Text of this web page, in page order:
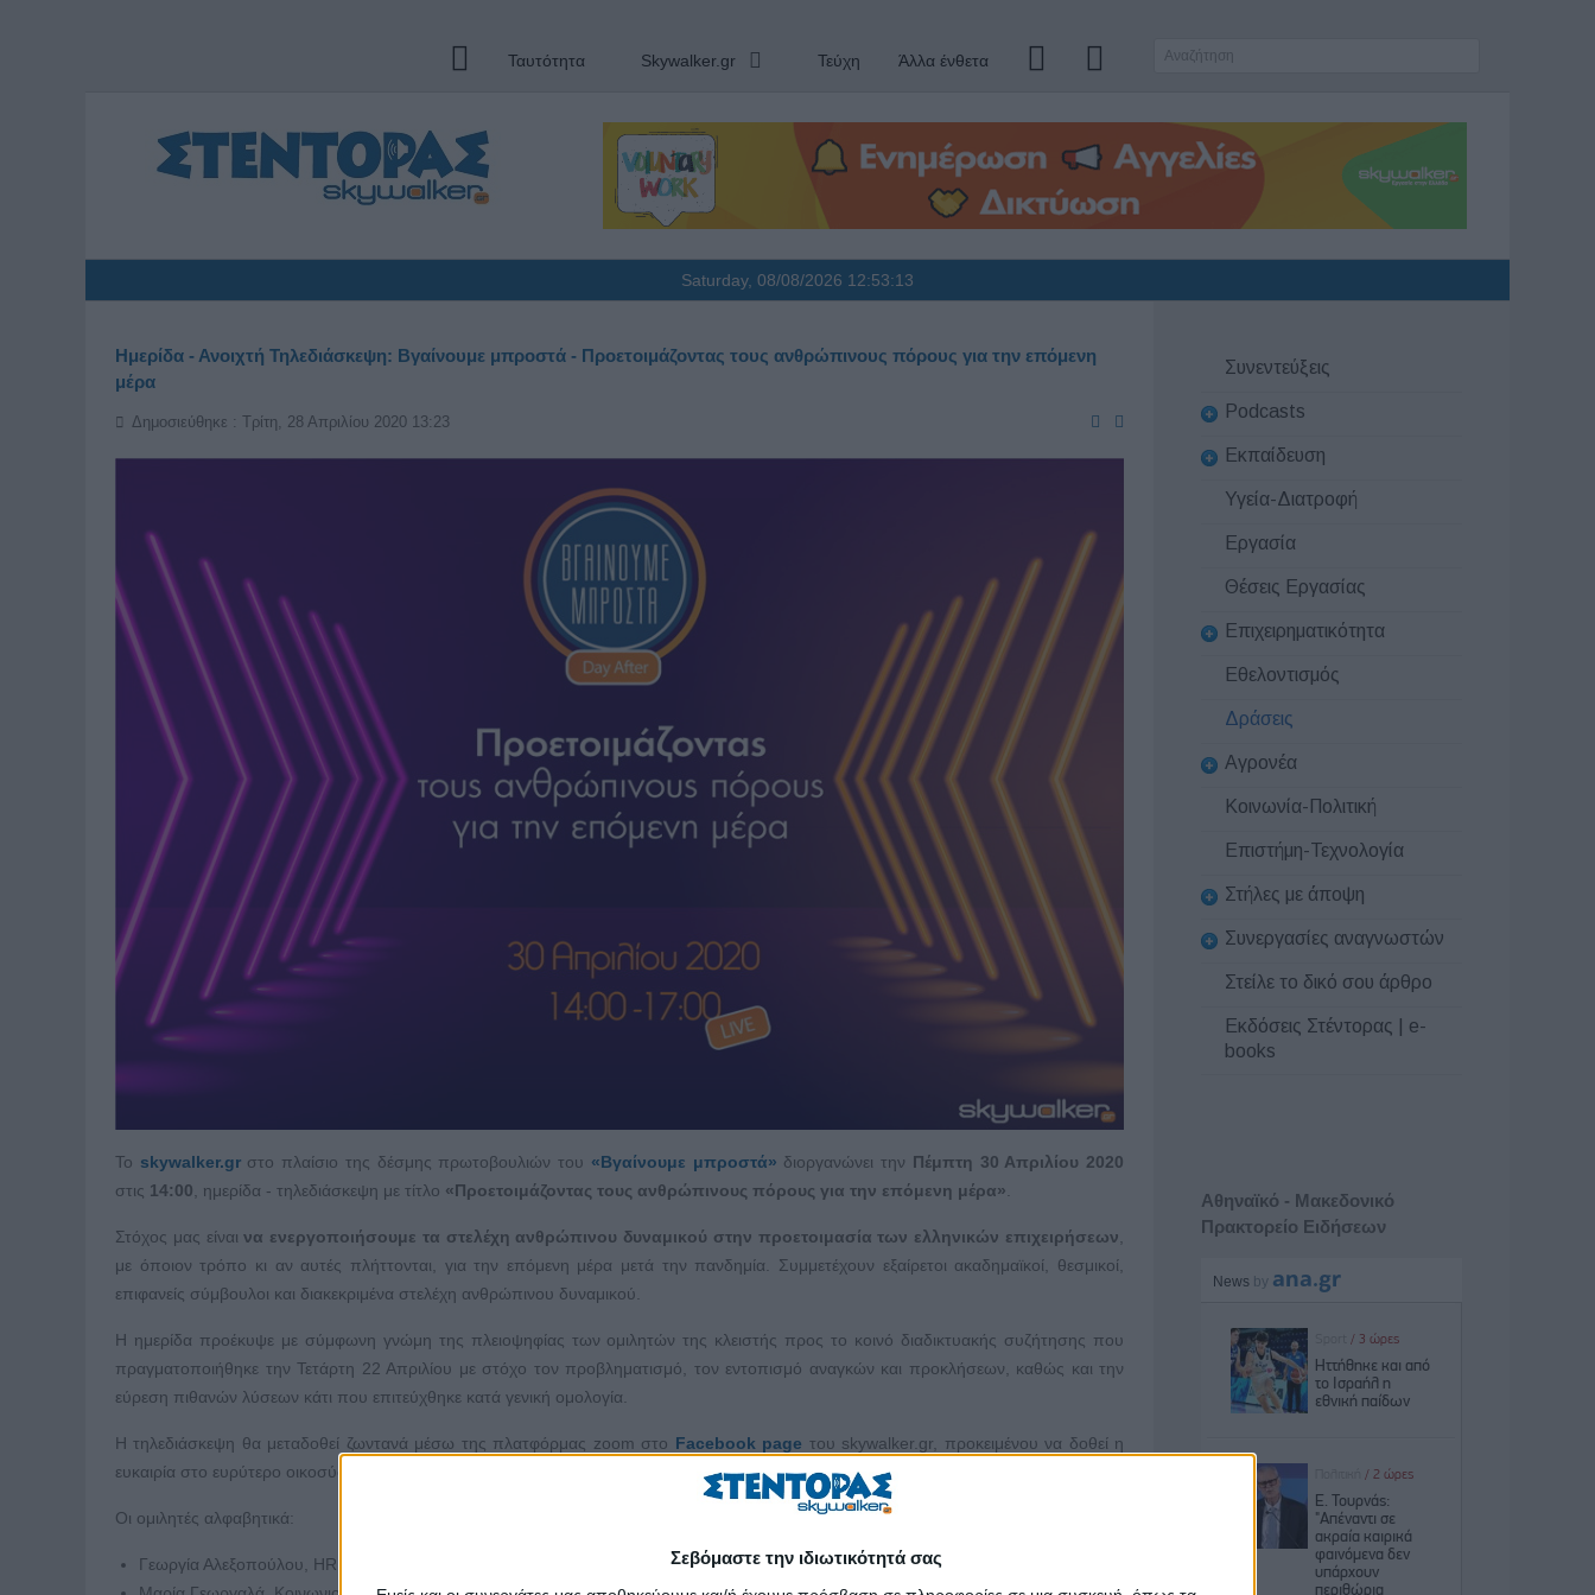
Σεβόμαστε την ιδιωτικότητά σας
Ταυτότητα Skywalker.gr Τεύχη Άλλα ένθετα
Saturday, 08/08/2026 12:53:14
Ημερίδα - Ανοιχτή Τηλεδιάσκεψη: Βγαίνουμε μπροστά - Προετοιμάζοντας τους ανθρώπινους πόρους για την επόμενη
μέρα
Δημοσιεύθηκε : Τρίτη, 28 Απριλίου 2020 13:23
Το skywalker.grστο πλαίσιο της δέσμης πρωτοβουλιών του «Βγαίνουμε μπροστά» διοργανώνει την Πέμπτη 30 Απριλίου 2020
στις 14:00, ημερίδα - τηλεδιάσκεψη με τίτλο «Προετοιμάζοντας τους ανθρώπινους πόρους για την επόμενη μέρα».
Στόχος μας είναινα ενεργοποιήσουμε τα στελέχη ανθρώπινου δυναμικού στην προετοιμασία των ελληνικών επιχειρήσεων,
με όποιον τρόπο κι αν αυτές πλήττονται, για την επόμενη μέρα μετά την πανδημία. Συμμετέχουν εξαίρετοι ακαδημαϊκοί, θεσμικοί,
επιφανείς σύμβουλοι και διακεκριμένα στελέχη ανθρώπινου δυναμικού.
Η ημερίδα προέκυψε με σύμφωνη γνώμη της πλειοψηφίας των ομιλητών της κλειστής προς το κοινό διαδικτυακής συζήτησης που
πραγματοποιήθηκε την Τετάρτη 22 Απριλίου με στόχο τον προβληματισμό, τον εντοπισμό αναγκών και προκλήσεων, καθώς και την
εύρεση πιθανών λύσεων κάτι που επιτεύχθηκε κατά γενική ομολογία.
Η τηλεδιάσκεψη θα μεταδοθεί ζωντανά μέσω της πλατφόρμας zoom στο Facebook page του skywalker.gr, προκειμένου να δοθεί η
ευκαιρία στο ευρύτερο οικοσύστημα της διοίκησης ανθρώπινου δυναμικού να την παρακολουθήσει αλλά και να υποβάλει ερωτήσεις.
Οι ομιλητές αλφαβητικά:
Γεωργία Αλεξοπούλου, HR Manager Adecco Group Greece
Συνεντεύξεις
Podcasts
Εκπαίδευση
Υγεία-Διατροφή
Εργασία
Θέσεις Εργασίας
Επιχειρηματικότητα
Εθελοντισμός
Δράσεις
Αγρονέα
Κοινωνία-Πολιτική
Επιστήμη-Τεχνολογία
Στήλες με άποψη
Συνεργασίες αναγνωστών
Στείλε το δικό σου άρθρο
Εκδόσεις Στέντορας | e-
books
Αθηναϊκό - Μακεδονικό
Πρακτορείο Ειδήσεων